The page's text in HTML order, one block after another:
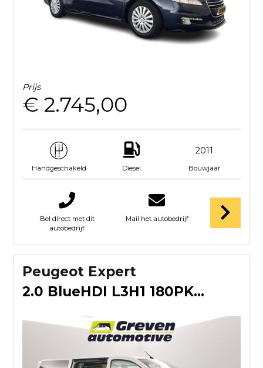
Prijs
€ 2.745,00
Handgeschakeld Diesel
2011
Bouwjaar
Bel direct met dit
autobedrijf
Mail het autobedrijf
Peugeot Expert
2.0 BlueHDI L3H1 180PK | DC | 6 Zits | Automaat | Airco | Cr